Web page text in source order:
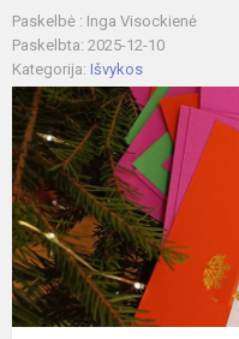
Paskelbė : Inga Visockienė
Paskelbta: 2025-12-10
Kategorija: Išvykos